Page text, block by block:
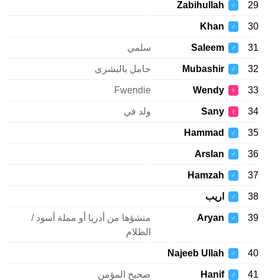
29
♂
Zabihullah
30
♂
Khan
31
♂
Saleem سلمي
32
♂
Mubashir حامل بالبشرى
33
♀
Wendy
Fwendie
34
♀
Sany ولد في
35
♂
Hammad
36
♂
Arslan
37
♂
Hamzah
38
♂ اريب
39
♂
Aryan
منشؤها من أدريا أو مملة أسود /
الظلام
40
♂
Najeeb Ullah
41
♂
Hanif صحيح المؤمن